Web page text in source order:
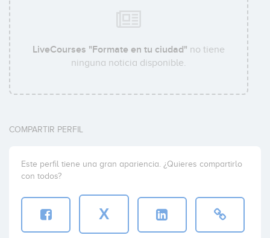
LiveCourses "Formate en tu ciudad" no tiene
ninguna noticia disponible.
COMPARTIR PERFIL
Este perfil tiene una gran apariencia. ¿Quieres compartirlo
con todos?
X